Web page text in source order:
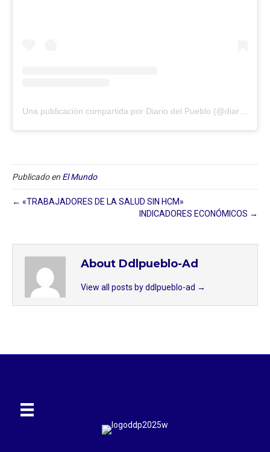
Publicado en El Mundo
← «TRABAJADORES DE LA SALUD SIN HCM»
INDICADORES ECONÓMICOS →
About Ddlpueblo-Ad
View all posts by ddlpueblo-ad →